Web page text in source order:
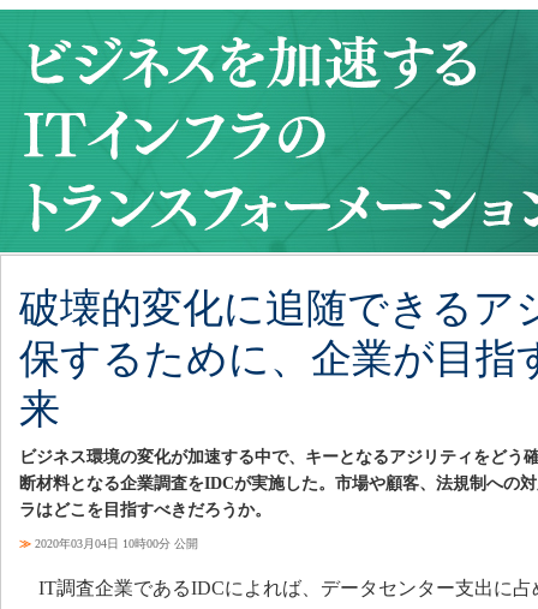
破壊的変化に追随できるア
保するために、企業が目指
来
ビジネス環境の変化が加速する中で、キーとなるアジリティをどう
断材料となる企業調査をIDCが実施した。市場や顧客、法規制への
ラはどこを目指すべきだろうか。
≫ 2020年03月04日 10時00分 公開
IT調査企業であるIDCによれば、データセンター支出に